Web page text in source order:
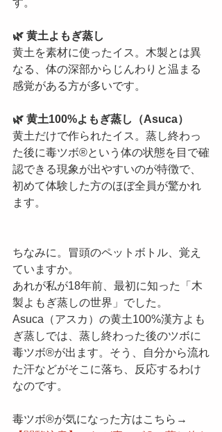
🌿 黄土よもぎ蒸し
黄土を素材に使ったイス。木製とは異
なる、体の深部からじんわりと温まる
感覚がある方が多いです。
🌿 黄土100%よもぎ蒸し（Asuca）
黄土だけで作られたイス。蒸し終わっ
た後に毒ツボ®️という体の状態を目で確
認できる現象が出やすいのが特徴で、
初めて体験した方のほぼ全員が驚かれ
ます。
ちなみに。冒頭のペットボトル、覚え
ていますか。
あれが私が18年前、最初に知った「木
製よもぎ蒸しの世界」でした。
Asuca（アスカ）の黄土100%漢方よも
ぎ蒸しでは、蒸し終わった後のツボに
毒ツボ®️が出ます。そう、自分から流れ
た汗などがそこに落ち、反応するわけ
なのです。
毒ツボ®️が気になった方はこちら→